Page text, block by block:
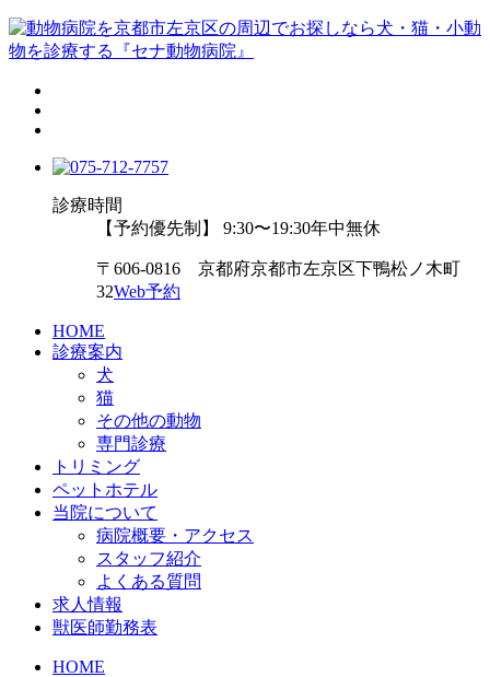
診療時間
【予約優先制】 9:30〜19:30年中無休
〒606-0816 京都府京都市左京区下鴨松ノ木町
32Web予約
HOME
診療案内
犬
猫
その他の動物
専門診療
トリミング
ペットホテル
当院について
病院概要・アクセス
スタッフ紹介
よくある質問
求人情報
獣医師勤務表
HOME